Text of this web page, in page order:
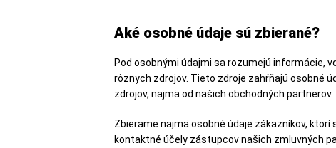
Aké osobné údaje sú zbierané?
Pod osobnými údajmi sa rozumejú informácie,
rôznych zdrojov. Tieto zdroje zahŕňajú osobné
zdrojov, najmä od našich obchodných partnerov.
Zbierame najmä osobné údaje zákazníkov,
kontaktné účely zástupcov našich zmluvných